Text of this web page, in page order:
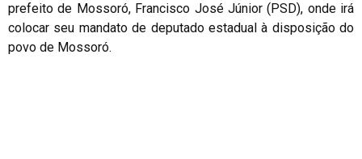
prefeito de Mossoró, Francisco José Júnior (PSD), onde irá
colocar seu mandato de deputado estadual à disposição do
povo de Mossoró.